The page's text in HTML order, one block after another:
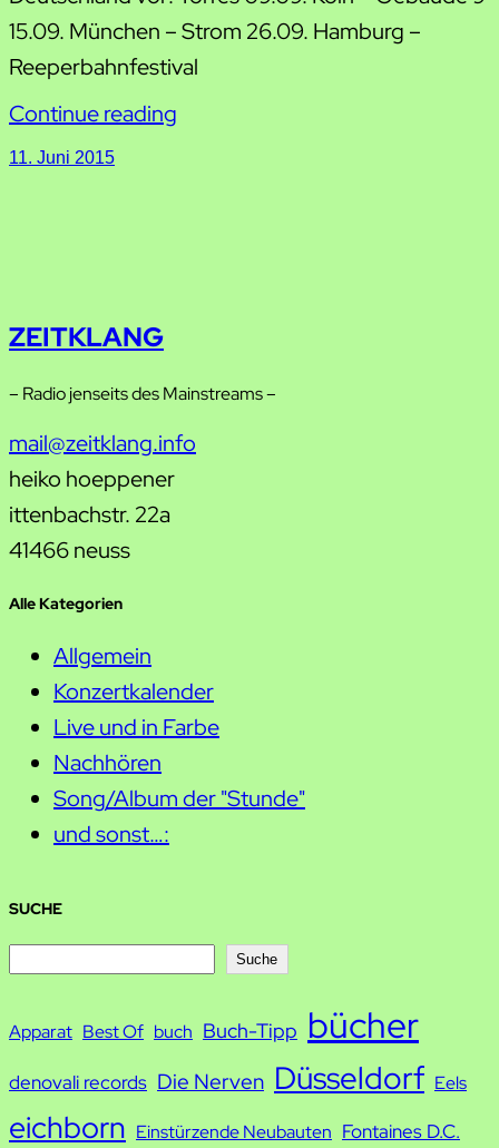
15.09. München – Strom 26.09. Hamburg –
Reeperbahnfestival
Continue reading
11. Juni 2015
ZEITKLANG
– Radio jenseits des Mainstreams –
mail@zeitklang.info
heiko hoeppener
ittenbachstr. 22a
41466 neuss
Alle Kategorien
Allgemein
Konzertkalender
Live und in Farbe
Nachhören
Song/Album der "Stunde"
und sonst…:
SUCHE
c
Suche
Apparat Best Of buch Buch-Tipp bücher
denovali records Die Nerven Düsseldorf Eels
eichborn Einstürzende Neubauten Fontaines D.C.